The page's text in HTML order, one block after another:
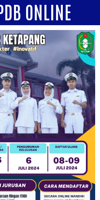
ONLINE